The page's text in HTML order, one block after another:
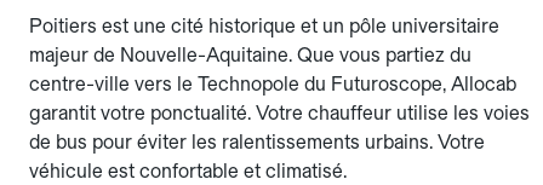
Poitiers est une cité historique et un pôle universitaire
majeur de Nouvelle-Aquitaine. Que vous partiez du
centre-ville vers le Technopole du Futuroscope, Allocab
garantit votre ponctualité. Votre chauffeur utilise les voies
de bus pour éviter les ralentissements urbains. Votre
véhicule est confortable et climatisé.